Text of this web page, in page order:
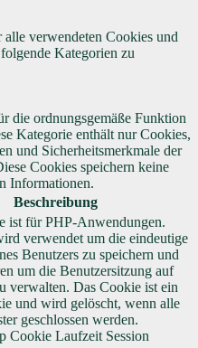
verwendeten Cookies und
Kategorien zu
die ordnungsgemäße Funktion
Kategorie enthält nur Cookies,
und Sicherheitsmerkmale der
Cookies speichern keine
Informationen.
Beschreibung
ist für PHP-Anwendungen.
verwendet um die eindeutige
Benutzers zu speichern und
um die Benutzersitzung auf
verwalten. Das Cookie ist ein
und wird gelöscht, wenn alle
geschlossen werden.
Cookie Laufzeit Session